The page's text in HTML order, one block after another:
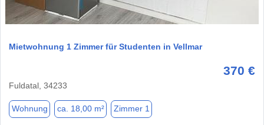
Mietwohnung 1 Zimmer für Studenten in Vellmar
370 €
Fuldatal, 34233
Wohnung ca. 18,00 m² Zimmer 1